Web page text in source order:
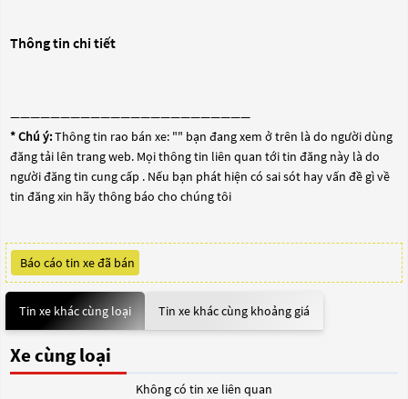
Thông tin chi tiết
————————————————————————
* Chú ý:Thông tin rao bán xe: "" bạn đang xem ở trên là do người dùng
đăng tải lên trang web. Mọi thông tin liên quan tới tin đăng này là do
người đăng tin cung cấp . Nếu bạn phát hiện có sai sót hay vấn đề gì về
tin đăng xin hãy thông báo cho chúng tôi
Báo cáo tin xe đã bán
Tin xe khác cùng loại Tin xe khác cùng khoảng giá
Xe cùng loại
Không có tin xe liên quan